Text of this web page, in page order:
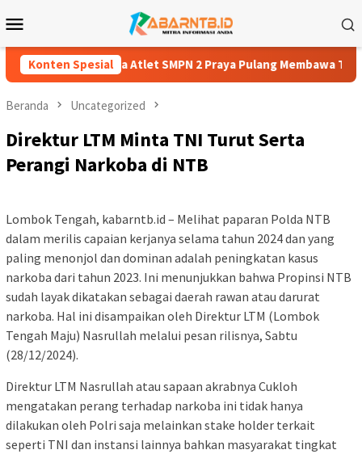
ke
Mobile
Konten Spesial
Pembuktian, Tiga Atlet SMPN 2 Praya Pulang Membawa Tiga
Beranda Uncategorized
Direktur LTM Minta TNI Turut Serta
Perangi Narkoba di NTB
Lombok Tengah, kabarntb.id – Melihat paparan Polda NTB
dalam merilis capaian kerjanya selama tahun 2024 dan yang
paling menonjol dan dominan adalah peningkatan kasus
narkoba dari tahun 2023. Ini menunjukkan bahwa Propinsi NTB
sudah layak dikatakan sebagai daerah rawan atau darurat
narkoba. Hal ini disampaikan oleh Direktur LTM (Lombok
Tengah Maju) Nasrullah melalui pesan rilisnya, Sabtu
(28/12/2024).
Direktur LTM Nasrullah atau sapaan akrabnya Cukloh
mengatakan perang terhadap narkoba ini tidak hanya
dilakukan oleh Polri saja melainkan stake holder terkait
seperti TNI dan instansi lainnya bahkan masyarakat tingkat